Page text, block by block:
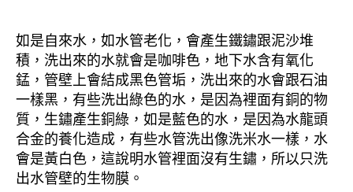
如是自來水，如水管老化，會產生鐵鏽跟泥沙堆
積，洗出來的水就會是咖啡色，地下水含有氧化
錳，管壁上會結成黑色管垢，洗出來的水會跟石油
一樣黑，有些洗出綠色的水，是因為裡面有銅的物
質，生鏽產生銅綠，如是藍色的水，是因為水龍頭
合金的養化造成，有些水管洗出像洗米水一樣，水
會是黃白色，這說明水管裡面沒有生鏽，所以只洗
出水管壁的生物膜。